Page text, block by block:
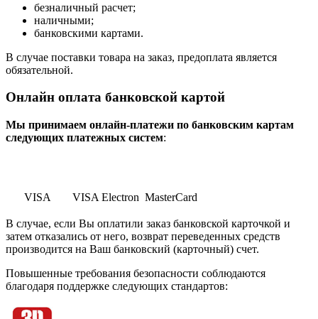
безналичный расчет;
наличными;
банковскими картами.
В случае поставки товара на заказ, предоплата является
обязательной.
Онлайн оплата банковской картой
Мы принимаем онлайн-платежи по банковским картам
cледующих платежных систем:
VISA VISA Electron MasterCard
В случае, если Вы оплатили заказ банковской карточкой и
затем отказались от него, возврат переведенных средств
производится на Ваш банковский (карточный) счет.
Повышенные требования безопасности соблюдаются
благодаря поддержке следующих стандартов: